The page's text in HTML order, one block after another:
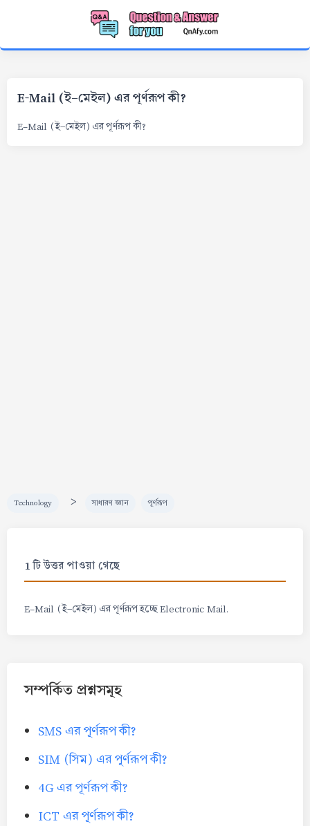
E-Mail (ই-মেইল) এর পূর্ণরূপ কী?
E-Mail (ই-মেইল) এর পূর্ণরূপ কী?
Technology > সাধারণ জ্ঞান পূর্ণরূপ
1 টি উত্তর পাওয়া গেছে
E-Mail (ই-মেইল) এর পূর্ণরূপ হচ্ছে Electronic Mail.
সম্পর্কিত প্রশ্নসমূহ
SMS এর পূর্ণরূপ কী?
SIM (সিম) এর পূর্ণরূপ কী?
4G এর পূর্ণরূপ কী?
ICT এর পূর্ণরূপ কী?